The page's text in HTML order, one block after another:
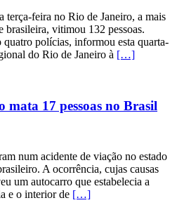
terça-feira no Rio de Janeiro, a mais
brasileira, vitimou 132 pessoas.
quatro polícias, informou esta quarta-
do Rio de Janeiro à […]
mata 17 pessoas no Brasil
num acidente de viação no estado
A ocorrência, cujas causas
um autocarro que estabelecia a
e o interior de […]